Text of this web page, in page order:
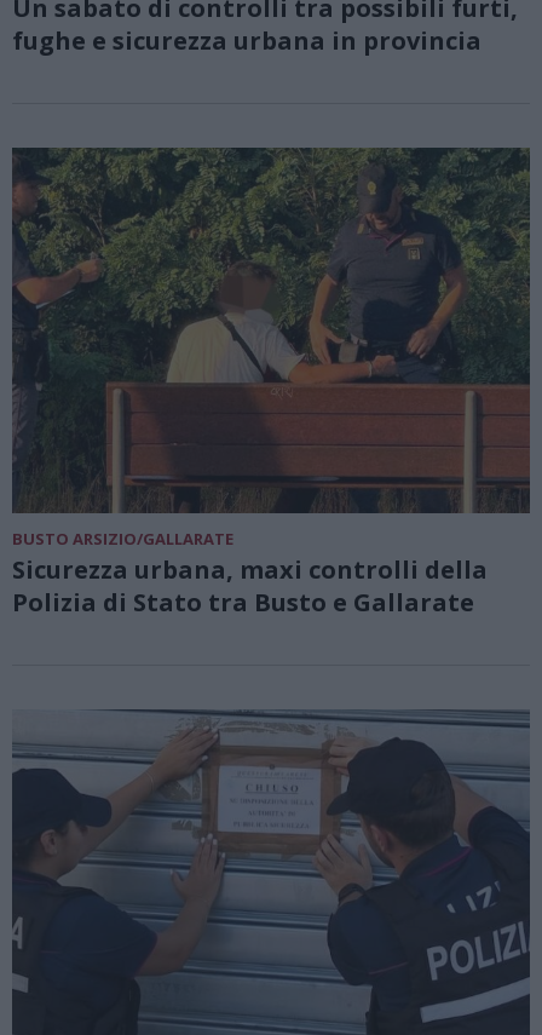
Un sabato di controlli tra possibili furti,
fughe e sicurezza urbana in provincia
BUSTO ARSIZIO/GALLARATE
Sicurezza urbana, maxi controlli della
Polizia di Stato tra Busto e Gallarate